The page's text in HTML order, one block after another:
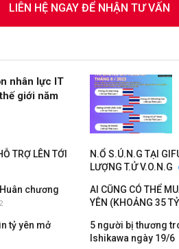
LIÊN HỆ NGAY ĐỂ NHẬN TƯ VẤN
nhân lực IT
giới năm
TRỢ LÊN TỚI
N.Ổ S.Ú.N.G TẠI
LƯỢNG T.Ử V.O.N.G
chương
AI CŨNG CÓ THỂ
YÊN (KHOẢNG 35
tỷ yên mở
5 người bị thương
Ishikawa ngày 19/6